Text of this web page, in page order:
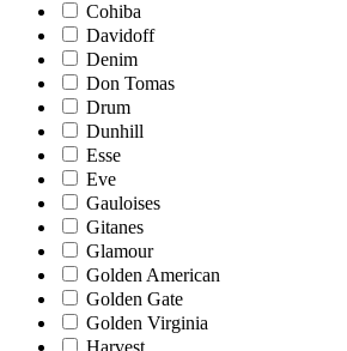
Cohiba
Davidoff
Denim
Don Tomas
Drum
Dunhill
Esse
Eve
Gauloises
Gitanes
Glamour
Golden American
Golden Gate
Golden Virginia
Harvest